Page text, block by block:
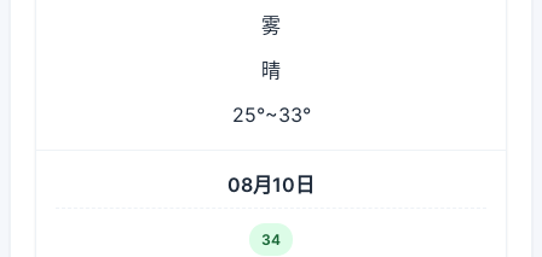
雾
晴
25°~33°
08月10日
34